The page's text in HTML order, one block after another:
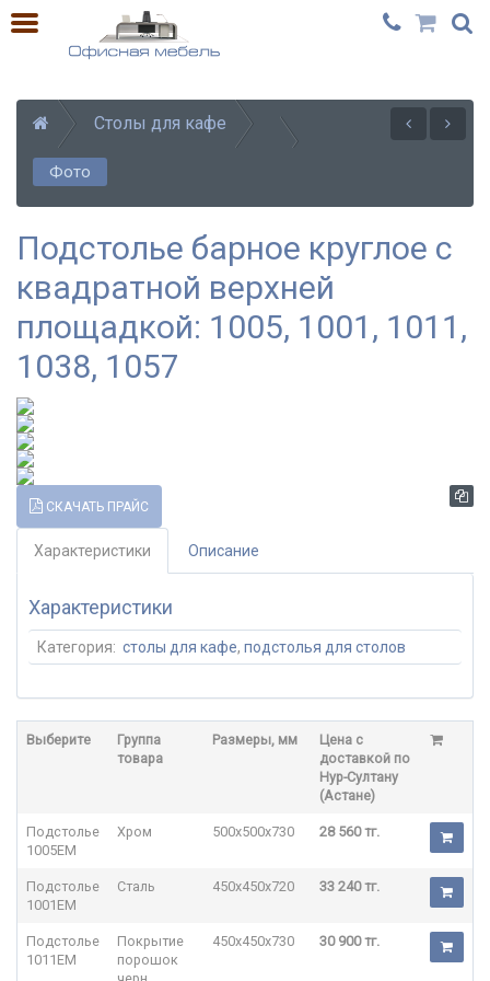
Столы для кафе
Фото
Подстолье барное круглое с
квадратной верхней
площадкой: 1005, 1001, 1011,
1038, 1057
СКАЧАТЬ ПРАЙС
Характеристики Описание
Характеристики
Категория: столы для кафе, подстолья для столов
Выберите
Группа
товара
Размеры, мм
Цена с
доставкой по
Нур-Султану
(Астане)
Подстолье
1005EM
Хром 500x500x730 28 560 тг.
Подстолье
1001EM
Сталь 450x450x720 33 240 тг.
Подстолье
1011EM
Покрытие
порошок
450x450x730 30 900 тг.